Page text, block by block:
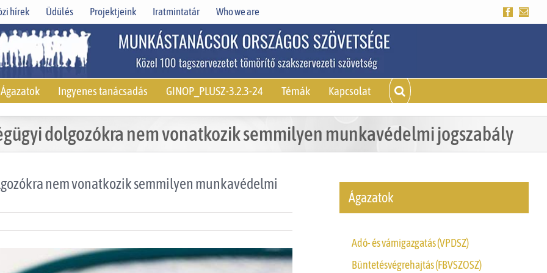
hírek Üdülés Projektjeink Iratmintatár Who we are Facebook
Ágazatok Ingyenes tanácsadás GINOP_PLUSZ-3.2.3-24 Témák Kapcsolat
dolgozókra nem vonatkozik semmilyen munkavédelmi jogszabály
nem vonatkozik semmilyen munkavédelmi
Ágazatok
Adó- és vámigazgatás (VPDSZ)
Büntetésvégrehajtás (FBVSZOSZ)